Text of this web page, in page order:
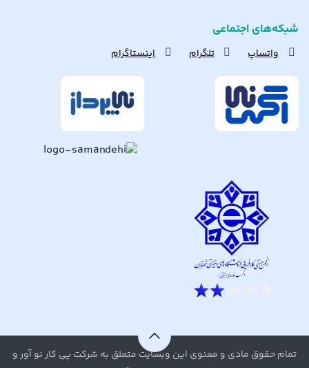
شبکه‌های اجتماعی
واتساپ تلگرام اینستاگرام
تمام حقوق مادی و معنوی این وبسایت متعلق به شرکت پی کار نو آور و